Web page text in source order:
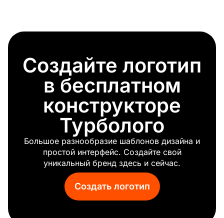
Певец
Швейные нитки
Дровосек
Байкер
Клубок ниток
Присмотр за детьми
Астронавт
Финансовый советник
Капитан
Строительная команда
Создайте логотип
в бесплатном
конструкторе
Турболого
Большое разнообразие шаблонов дизайна и
простой интерфейс. Создайте свой
уникальный бренд здесь и сейчас.
Создать логотип